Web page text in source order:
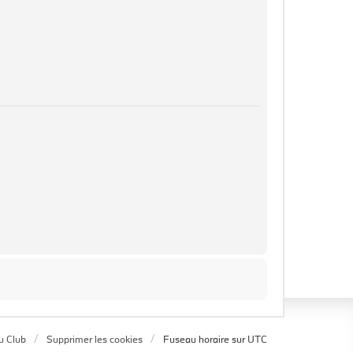
Club Supprimer les cookies Fuseau horaire surUTC